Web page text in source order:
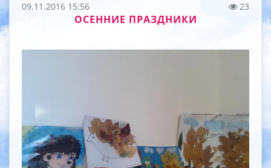
09.11.2016 15:56 23
ОСЕННИЕ ПРАЗДНИКИ